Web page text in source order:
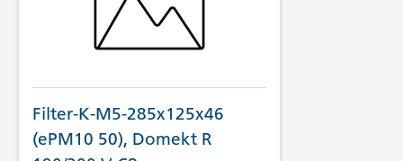
Filter-K-M5-285x125x46
(ePM10 50), Domekt R